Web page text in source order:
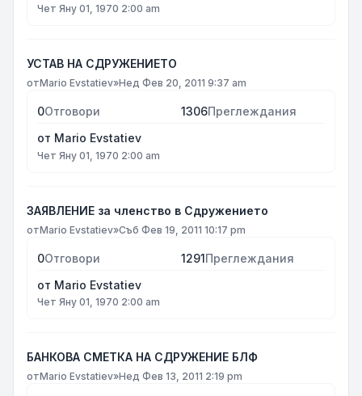
Чет Яну 01, 1970 2:00 am
УСТАВ НА СДРУЖЕНИЕТО
отMario Evstatiev»Нед Фев 20, 2011 9:37 am
0Отговори 1306Преглеждания
от Mario Evstatiev
Чет Яну 01, 1970 2:00 am
ЗАЯВЛЕНИЕ за членство в Сдружението
отMario Evstatiev»Съб Фев 19, 2011 10:17 pm
0Отговори 1291Преглеждания
от Mario Evstatiev
Чет Яну 01, 1970 2:00 am
БАНКОВА СМЕТКА НА СДРУЖЕНИЕ БЛФ
отMario Evstatiev»Нед Фев 13, 2011 2:19 pm